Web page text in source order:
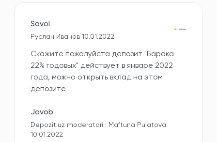
Savol
Руслан Иванов 10.01.2022
Скажите пожалуйста депозит "Барака
22% годовых" действует в январе 2022
года, можно открыть вклад на этом
депозите
Javob
Depozit.uz moderatori : Maftuna Pulatova
10.01.2022